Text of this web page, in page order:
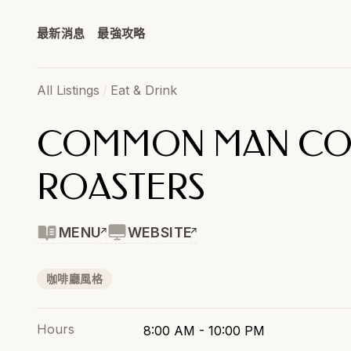
最新消息 最強攻略
All Listings / Eat & Drink
COMMON MAN
ROASTERS
MENU WEBSITE
咖啡廳風格
Hours 8:00 AM - 10:00 PM